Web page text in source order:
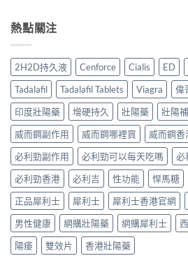
熱點關注
2H2D持久液 Cenforce Cialis ED
Tadalafil
Tadalafil Tablets Viagra 偉
印度壯陽藥
增硬持久 壯陽藥 壯陽
威而鋼副作用
威而鋼哪裡買 威而鋼香
必利勁副作用
必利勁可以每天吃嗎 必
必利勁香港
必利吉 性功能 悍馬糖
正品犀利士
犀利士 犀利士香港官網
男性健康
網購壯陽藥 網購犀利士
陽痿
雙效片 香港壯陽藥